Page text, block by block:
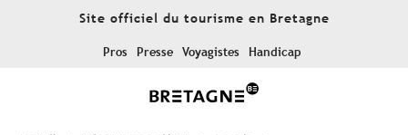
Site officiel du tourisme en Bretagne
Pros Presse Voyagistes Handicap